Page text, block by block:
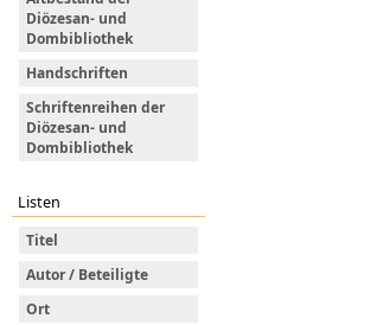
Diözesan- und
Dombibliothek
Handschriften
Schriftenreihen der
Diözesan- und
Dombibliothek
Listen
Titel
Autor / Beteiligte
Ort